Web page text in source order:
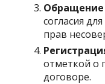
Обращение
согласия
прав
отметкой о
договоре.